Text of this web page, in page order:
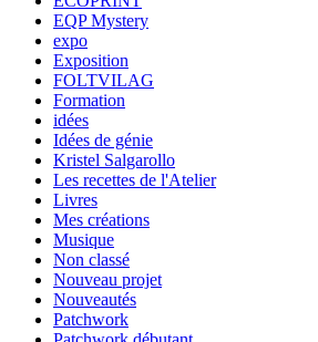
EQP Mystery
expo
Exposition
FOLTVILAG
Formation
idées
Idées de génie
Kristel Salgarollo
Les recettes de l'Atelier
Livres
Mes créations
Musique
Non classé
Nouveau projet
Nouveautés
Patchwork